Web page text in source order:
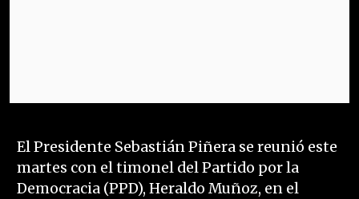
El Presidente Sebastián Piñera se reunió este
martes con el timonel del Partido por la
Democracia (PPD), Heraldo Muñoz, en el